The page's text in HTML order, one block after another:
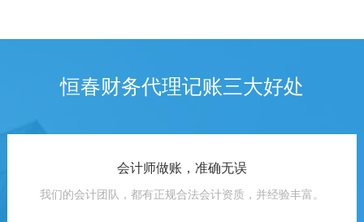
恒春财务代理记账三大好处
会计师做账，准确无误
我们的会计团队，都有正规合法会计资质，并经验丰富。